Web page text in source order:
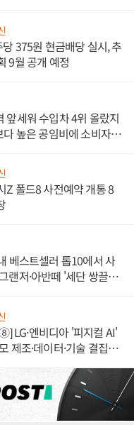
375원 현금배당 실시, 추
9월 공개 예정
앞세워 수입차 4위 올랐지
다 높은 공임비에 소비자
Z 폴드8 사전예약 개통 8
베스트셀러 톱10에서 사
랜저·아반떼 '세단 쌍끌
LG·엔비디아 '피지컬 AI'
제조·데이터·기술 결집